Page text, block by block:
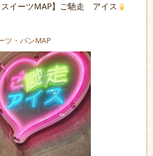
イーツMAP】ご馳走 アイス
ツ・パンMAP